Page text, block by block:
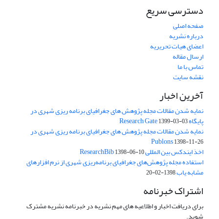
دسترسی سریع
صفحه اصلی
درباره نشریه
اعضای هیات تحریریه
ارسال مقاله
تماس با ما
نقشه سایت
آخرین اخبار
نمایه شدن مقالات مجله پژوهش های جغرافیای برنامه ریزی شهری در
پایگاه Research Gate1399-03-03
نمایه شدن مقالات مجله پژوهش های جغرافیای برنامه ریزی شهری در
Publons1398-11-26
اخذ ایندکس بین المللی ResearchBib1398-06-10
استفاده مجله پژوهش‌های جغرافیای برنامه‌ریزی شهری از نرم افزارهای
مشابه یاب1398-02-20
اشتراک خبرنامه
برای دریافت اخبار و اطلاعیه های مهم نشریه در خبرنامه نشریه مشترک
شوید.